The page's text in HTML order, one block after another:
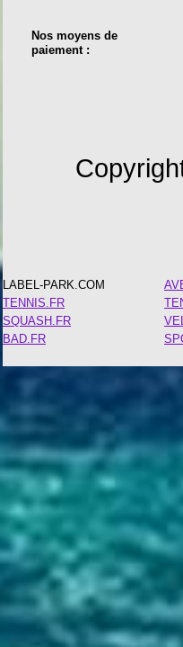
Nos moyens de
paiement :
LABEL-PARK.COM
TENNIS.FR
SQUASH.FR
BAD.FR